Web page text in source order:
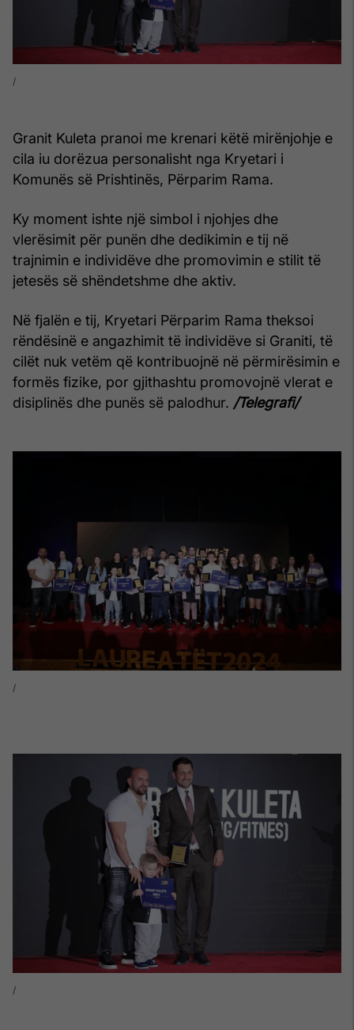
Granit Kuleta pranoi me krenari këtë mirënjohje e
cila iu dorëzua personalisht nga Kryetari i
Komunës së Prishtinës, Përparim Rama.
Ky moment ishte një simbol i njohjes dhe
vlerësimit për punën dhe dedikimin e tij në
trajnimin e individëve dhe promovimin e stilit të
jetesës së shëndetshme dhe aktiv.
Në fjalën e tij, Kryetari Përparim Rama theksoi
rëndësinë e angazhimit të individëve si Graniti, të
cilët nuk vetëm që kontribuojnë në përmirësimin e
formës fizike, por gjithashtu promovojnë vlerat e
disiplinës dhe punës së palodhur. /Telegrafi/